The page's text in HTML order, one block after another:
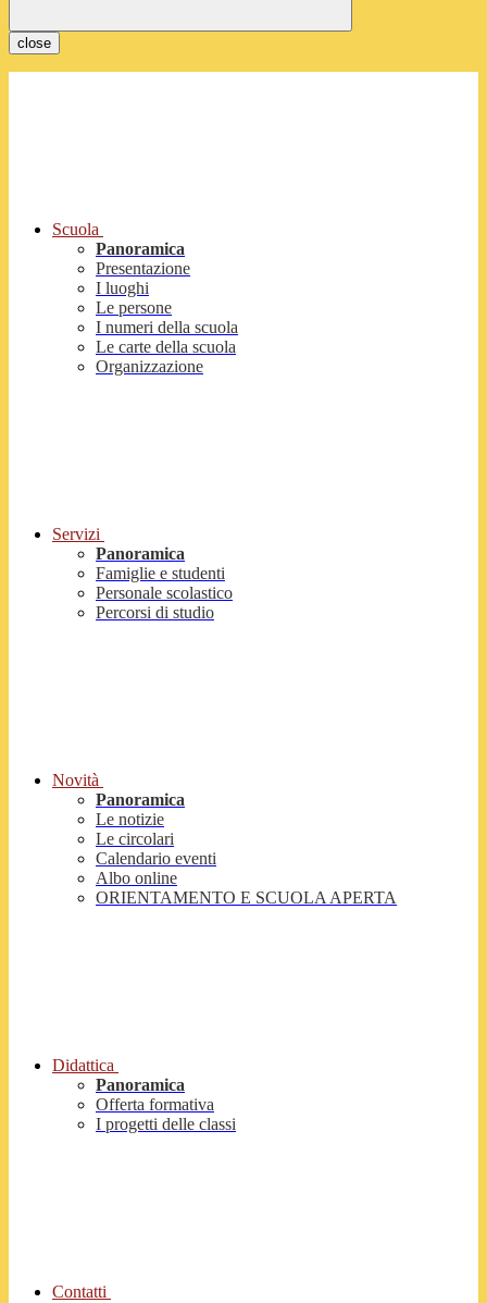
close
Scuola
Panoramica
Presentazione
I luoghi
Le persone
I numeri della scuola
Le carte della scuola
Organizzazione
Servizi
Panoramica
Famiglie e studenti
Personale scolastico
Percorsi di studio
Novità
Panoramica
Le notizie
Le circolari
Calendario eventi
Albo online
ORIENTAMENTO E SCUOLA APERTA
Didattica
Panoramica
Offerta formativa
I progetti delle classi
Contatti